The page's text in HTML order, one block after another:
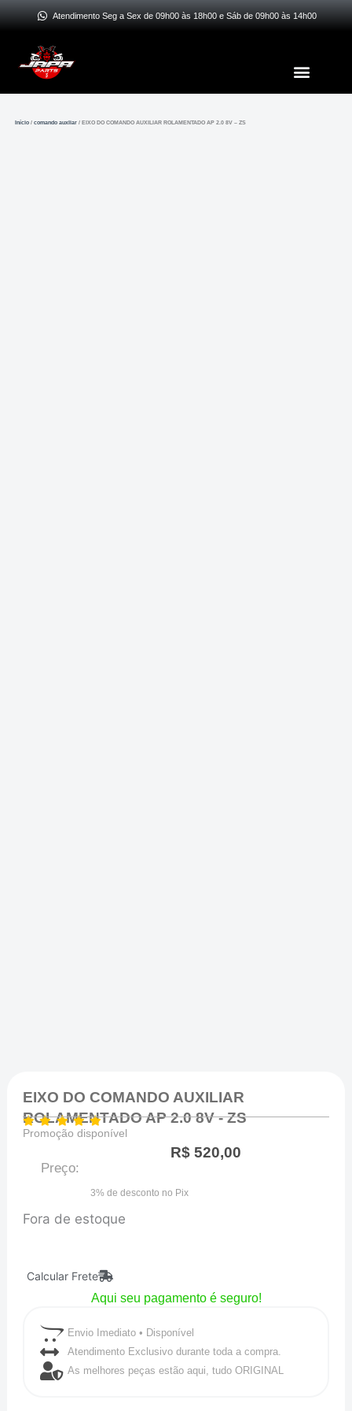
Ir
conteúdo
Atendimento Seg a Sex de 09h00 às 18h00 e Sáb de 09h00 às 14h00
Menu
Início /comando auxliar / EIXO DO COMANDO AUXILIAR ROLAMENTADO AP 2.0 8V – ZS
EIXO DO COMANDO AUXILIAR
ROLAMENTADO AP 2.0 8V - ZS
Promoção disponível
Preço:
R$520,00
3% de desconto no Pix
Fora de estoque
Calcular Frete
Aqui seu pagamento é seguro!
Envio Imediato • Disponível
Atendimento Exclusivo durante toda a compra.
As melhores peças estão aqui, tudo ORIGINAL